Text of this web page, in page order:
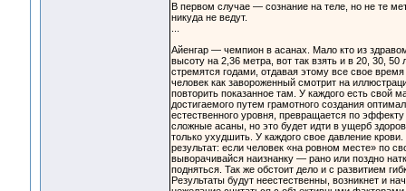
В первом случае — сознание на теле, но не те
никуда не ведут.
Айенгар — чемпион в асанах. Мало кто из
высоту на 2,36 метра, вот так взять и в 20, 30,
стремятся годами, отдавая этому все свое
человек как завороженный смотрит на
повторить показанное там. У каждого есть свой
достигаемого путем грамотного создания
естественного уровня, превращается по
сложные асаны, но это будет идти в ущерб
только ухудшить. У каждого свое давление
результат: если человек «на ровном месте» по
выворачивайся наизнанку — рано или поздно
подняться. Так же обстоит дело и с развитием
Результаты будут неестественны, возникнет и